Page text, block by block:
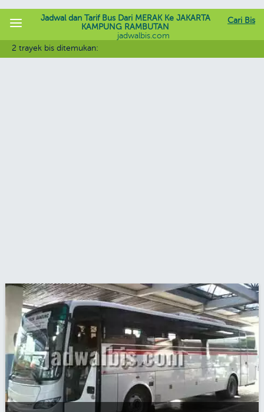
Cari Bis
Jadwal dan Tarif Bus Dari MERAK Ke JAKARTA
KAMPUNG RAMBUTAN
jadwalbis.com
2 trayek bis ditemukan: